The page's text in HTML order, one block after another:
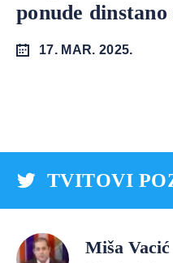
ponude dinstano
17. MAR. 2025.
TVITOVI
Miša Vacić